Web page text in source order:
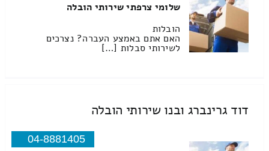
שלומי צרפתי שירותי הובלה
הובלות
האם אתם באמצע העברה? נצרכים
לשירותי סבלות […]
דוד גרינברג ובנו שירותי הובלה
04-8881405